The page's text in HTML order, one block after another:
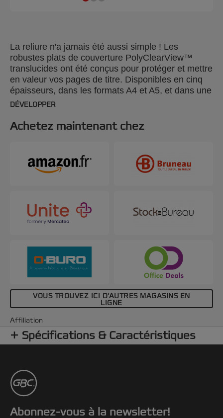
La reliure n'a jamais été aussi simple ! Les
robustes plats de couverture PolyClearView™
translucides ont été conçus pour protéger et mettre
en valeur vos pages de titre. Disponibles en cinq
épaisseurs, dans les formats A4 et A5, et dans une
variété de couleurs et de finitions, vous pouvez
personnaliser vos présentations. Couleur : givré.
DÉVELOPPER
Achetez maintenant chez
VOUS TROUVEZ ICI D'AUTRES MAGASINS EN
LIGNE
Affiliation
Spécifications & Caractéristiques
Abonnez-vous à la newsletter!